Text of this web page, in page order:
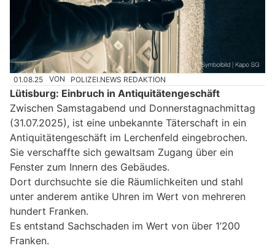
01.08.25 VON POLIZEI.NEWS REDAKTION
Lütisburg: Einbruch in Antiquitätengeschäft
Zwischen Samstagabend und Donnerstagnachmittag
(31.07.2025), ist eine unbekannte Täterschaft in ein
Antiquitätengeschäft im Lerchenfeld eingebrochen.
Sie verschaffte sich gewaltsam Zugang über ein
Fenster zum Innern des Gebäudes.
Dort durchsuchte sie die Räumlichkeiten und stahl
unter anderem antike Uhren im Wert von mehreren
hundert Franken.
Es entstand Sachschaden im Wert von über 1’200
Franken.